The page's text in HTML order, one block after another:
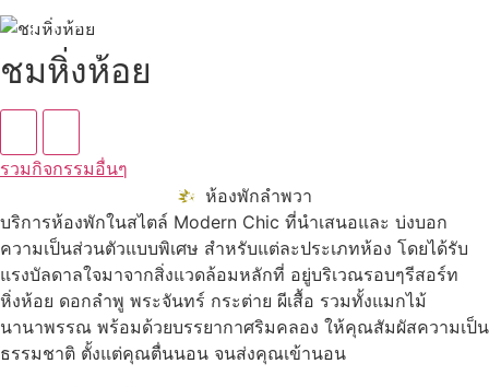
ชมหิ่งห้อย
รวมกิจกรรมอื่นๆ
ห้องพักลำพวา
บริการห้องพักในสไตล์ Modern Chic ที่นำเสนอและ บ่งบอก
ความเป็นส่วนตัวแบบพิเศษ สำหรับแต่ละประเภทห้อง โดยได้รับ
แรงบัลดาลใจมาจากสิ่งแวดล้อมหลักที่ อยู่บริเวณรอบๆรีสอร์ท
หิ่งห้อย ดอกลำพู พระจันทร์ กระต่าย ผีเสื้อ รวมทั้งแมกไม้
นานาพรรณ พร้อมด้วยบรรยากาศริมคลอง ให้คุณสัมผัสความเป็น
ธรรมชาติ ตั้งแต่คุณตื่นนอน จนส่งคุณเข้านอน
ดูทั้งหมด